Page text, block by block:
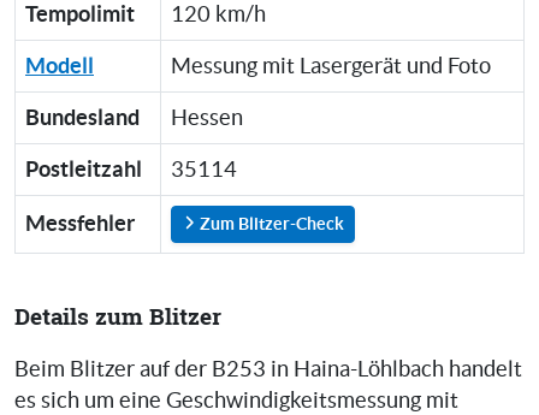
Tempolimit 120 km/h
Modell Messung mit Lasergerät und Foto
Bundesland Hessen
Postleitzahl 35114
Messfehler Zum Blitzer-Check
Details zum Blitzer
Beim Blitzer auf der B253 in Haina-Löhlbach handelt
es sich um eine Geschwindigkeitsmessung mit